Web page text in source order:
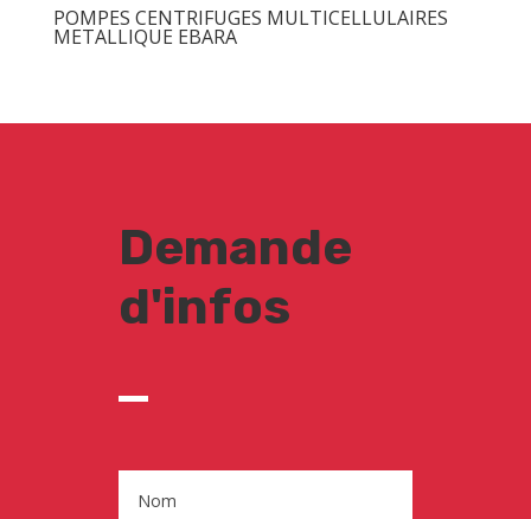
POMPES CENTRIFUGES MULTICELLULAIRES
METALLIQUE EBARA
Demande
d'infos